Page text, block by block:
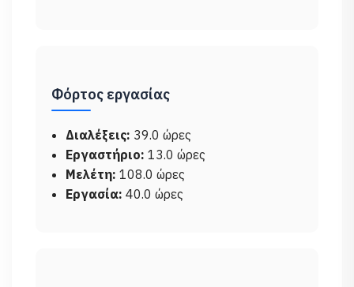
Φόρτος εργασίας
Διαλέξεις: 39.0 ώρες
Εργαστήριο: 13.0 ώρες
Μελέτη: 108.0 ώρες
Εργασία: 40.0 ώρες